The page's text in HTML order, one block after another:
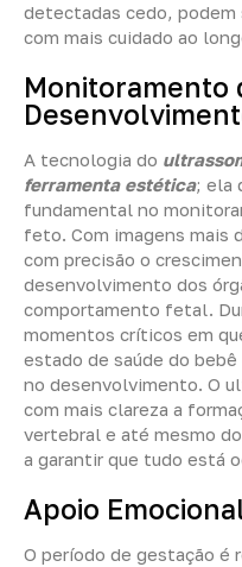
detectadas cedo, podem
com mais cuidado ao
Monitoramento
A tecnologia do
ferramenta estética; ela
fundamental no
feto. Com imagens mais
com precisão o
desenvolvimento dos
comportamento fetal.
momentos críticos em
estado de saúde do
no desenvolvimento. O
com mais clareza a
vertebral e até mesmo
a garantir que tudo está
Apoio
O período de gestação